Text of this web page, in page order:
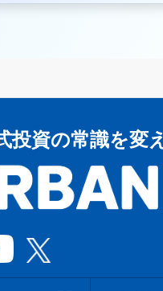
投資の常識を変